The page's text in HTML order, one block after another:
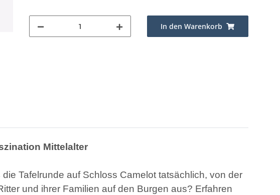
In den Warenkorb
Mittelalter
Tafelrunde auf Schloss Camelot tatsächlich, von der
und ihrer Familien auf den Burgen aus? Erfahren